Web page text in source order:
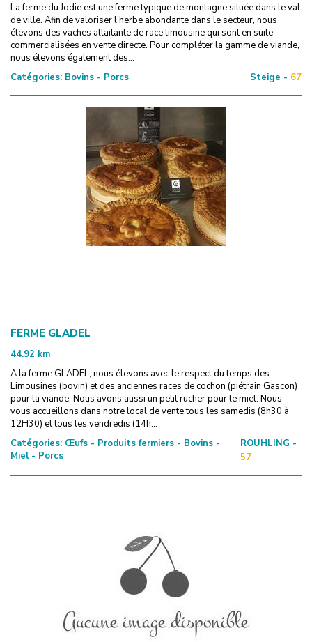
La ferme du Jodie est une ferme typique de montagne située dans le val
de ville. Afin de valoriser l'herbe abondante dans le secteur, nous
élevons des vaches allaitante de race limousine qui sont en suite
commercialisées en vente directe. Pour compléter la gamme de viande,
nous élevons également des...
Catégories: Bovins - Porcs Steige - 67
FERME GLADEL
44.92 km
A la ferme GLADEL, nous élevons avec le respect du temps des
Limousines (bovin) et des anciennes races de cochon (piétrain Gascon)
pour la viande. Nous avons aussi un petit rucher pour le miel. Nous
vous accueillons dans notre local de vente tous les samedis (8h30 à
12H30) et tous les vendredis (14h...
Catégories: Œufs - Produits fermiers - Bovins -
Miel - Porcs
ROUHLING -
57